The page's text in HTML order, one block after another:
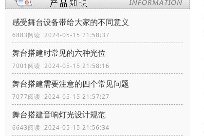
感受舞台设备带给大家的不同意义
6883阅读 2024-05-15 21:58:37
舞台搭建时常见的六种光位
7001阅读 2024-05-15 21:58:16
舞台搭建需要注意的四个常见问题
7077阅读 2024-05-15 21:57:27
舞台搭建音响灯光设计规范
6643阅读 2024-05-15 21:56:34